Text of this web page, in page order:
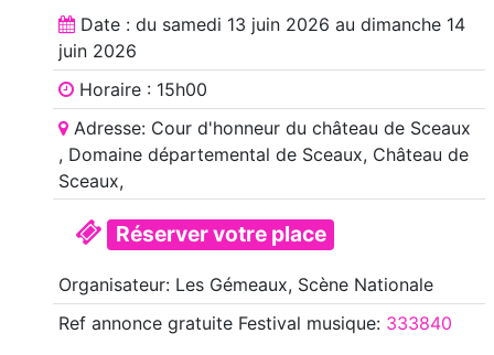
Date : du samedi 13 juin 2026 au dimanche 14
juin 2026
Horaire : 15h00
Adresse: Cour d'honneur du château de Sceaux
, Domaine départemental de Sceaux, Château de
Sceaux,
Réserver votre place
Organisateur: Les Gémeaux, Scène Nationale
Ref annoncegratuite Festival musique: 333840